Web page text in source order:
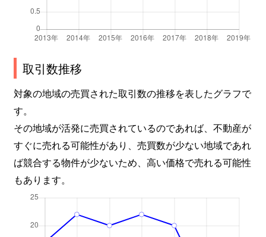
取引数推移
対象の地域の売買された取引数の推移を表したグラフで
す。
その地域が活発に売買されているのであれば、不動産が
すぐに売れる可能性があり、売買数が少ない地域であれ
ば競合する物件が少ないため、高い価格で売れる可能性
もあります。